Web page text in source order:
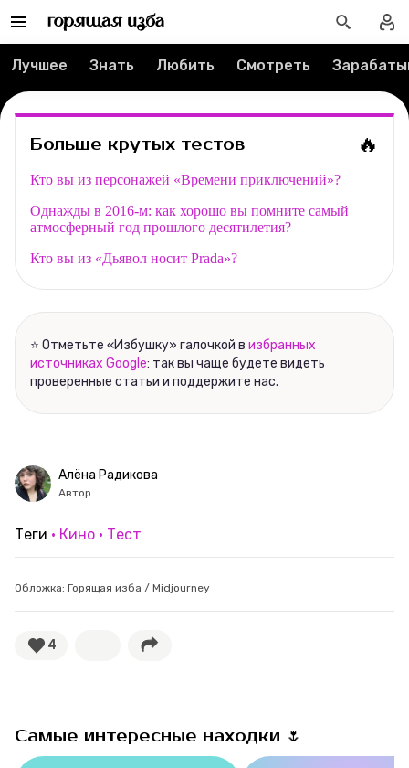
Редакция
Реклама
Спецпроекты
Контакты
О проекте
Мерч
О компании
Новости
Лучшее
Лучшее Знать Любить Смотреть
Больше крутых тестов 🔥
Кто вы из персонажей «Времени приключений»?
Однажды в 2016-м: как хорошо вы помните самый
атмосферный год прошлого десятилетия?
Кто вы из «Дьявол носит Prada»?
⭐ Отметьте «Избушку» галочкой в избранных
источниках Google: так вы чаще будете видеть
проверенные статьи и поддержите нас.
Алёна Радикова
Автор
Теги Кино Тест
Обложка: Горящая изба / Midjourney
4
Самые интересные находки 🌷